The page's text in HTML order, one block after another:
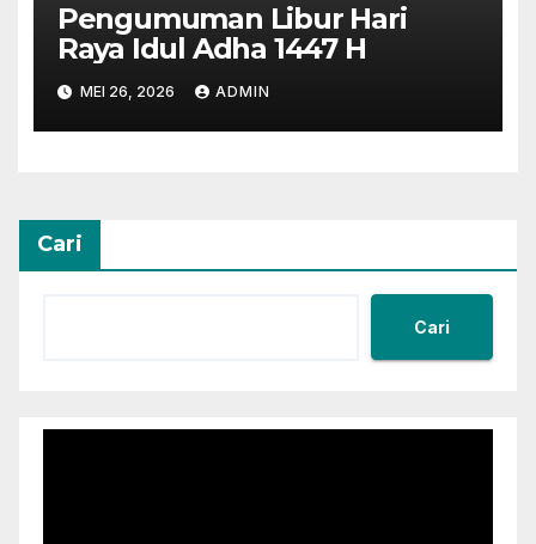
Pengumuman Libur Hari
Raya Idul Adha 1447 H
MEI 26, 2026 ADMIN
Cari
Cari